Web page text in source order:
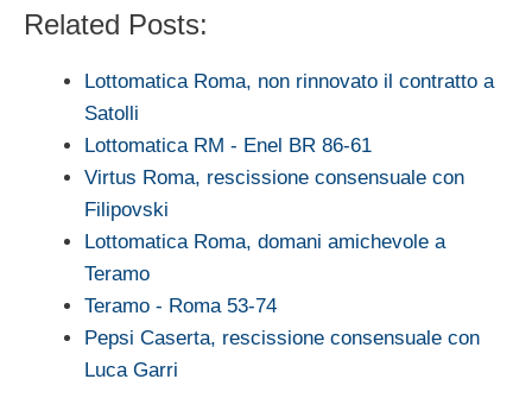
Related Posts:
Lottomatica Roma, non rinnovato il contratto a
Satolli
Lottomatica RM - Enel BR 86-61
Virtus Roma, rescissione consensuale con
Filipovski
Lottomatica Roma, domani amichevole a
Teramo
Teramo - Roma 53-74
Pepsi Caserta, rescissione consensuale con
Luca Garri